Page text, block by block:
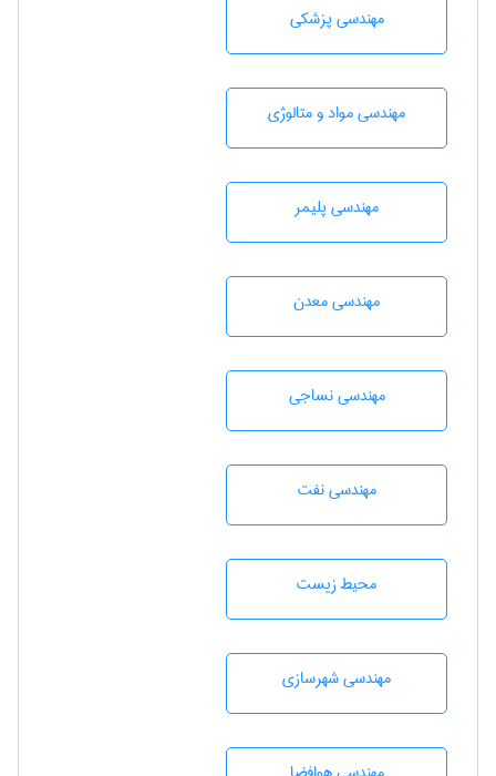
مهندسی پزشکی
مهندسی مواد و متالوژی
مهندسی پليمر
مهندسی معدن
مهندسي نساجی
مهندسی نفت
محيط زيست
مهندسی شهرسازی